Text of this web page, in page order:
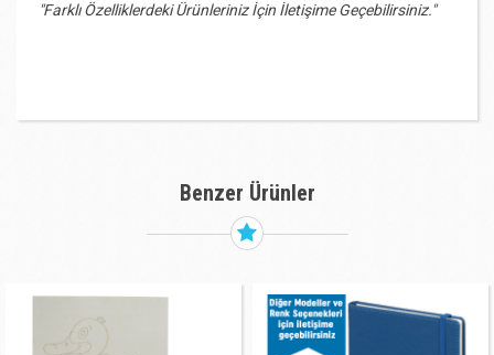
"Farklı Özelliklerdeki Ürünleriniz İçin İletişime Geçebilirsiniz."
Benzer Ürünler